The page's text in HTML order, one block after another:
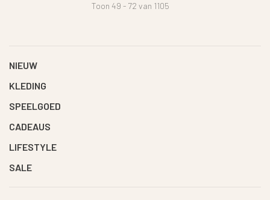
Toon 49 - 72 van 1105
NIEUW
KLEDING
SPEELGOED
CADEAUS
LIFESTYLE
SALE